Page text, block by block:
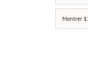
Montrer